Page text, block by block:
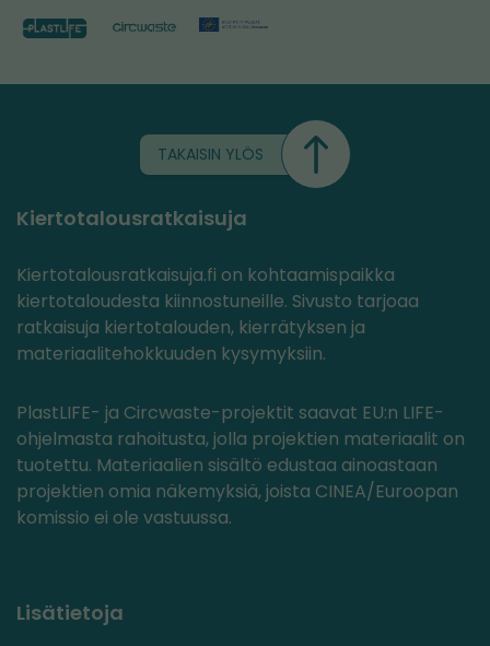
TAKAISIN YLÖS
Kiertotalousratkaisuja
Kiertotalousratkaisuja.fi on kohtaamispaikka
kiertotaloudesta kiinnostuneille. Sivusto tarjoaa
ratkaisuja kiertotalouden, kierrätyksen ja
materiaalitehokkuuden kysymyksiin.
PlastLIFE- ja Circwaste-projektit saavat EU:n LIFE-
ohjelmasta rahoitusta, jolla projektien materiaalit on
tuotettu. Materiaalien sisältö edustaa ainoastaan
projektien omia näkemyksiä, joista CINEA/Euroopan
komissio ei ole vastuussa.
Lisätietoja